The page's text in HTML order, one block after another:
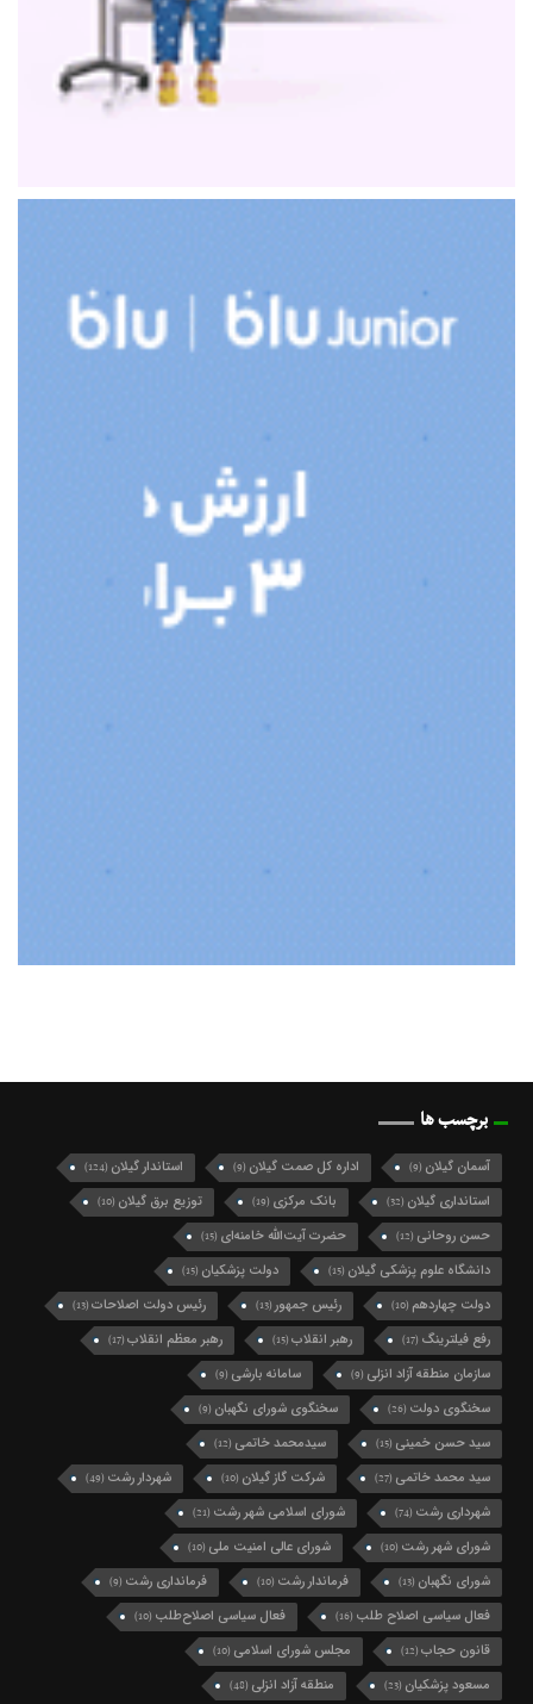
برچسب ها
آسمان گیلان (9) اداره کل صمت گیلان (9) استاندار گیلان (124)
استانداری گیلان (32) بانک مرکزی (19) توزیع برق گیلان (10)
حسن روحانی (12) حضرت آیت‌الله خامنه‌ای (15)
دانشگاه علوم پزشکی گیلان (15) دولت پزشکیان (15)
دولت چهاردهم (10) رئیس جمهور(13) رئیس دولت اصلاحات(13)
رفع فیلترینگ (17) رهبر انقلاب(15) رهبر معظم انقلاب(17)
سازمان منطقه آزاد انزلی (9) سامانه بارشی (9)
سخنگوی دولت (26) سخنگوی شورای نگهبان (9)
سید حسن خمینی (15) سیدمحمد خاتمی (12)
سید محمد خاتمی (27) شرکت گاز گیلان (10) شهردار رشت (49)
شهرداری رشت (74) شورای اسلامی شهر رشت (21)
شورای شهر رشت (10) شورای عالی امنیت ملی (10)
شورای نگهبان (13) فرماندار رشت (10) فرمانداری رشت (9)
فعال سیاسی اصلاح طلب (16) فعال سیاسی اصلاح‌طلب (10)
قانون حجاب(12) مجلس شورای اسلامی (10)
مسعود پزشکیان (23) منطقه آزاد انزلی (48)